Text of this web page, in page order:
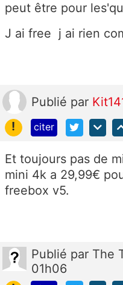
peut être pour
J ai free j ai rien
Publié par
!
citer
Et toujours pas de
mini 4k a 29,99€
freebox v5.
Publié par The
01h06